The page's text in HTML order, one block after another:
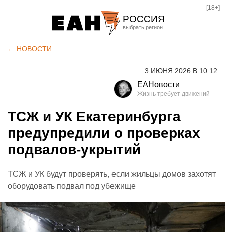
РОССИЯ
Курган
Оренбург
[18+]
← НОВОСТИ
3 ИЮНЯ 2026 В 10:12
ЕАНовости
ТСЖ и УК Екатеринбурга
предупредили о проверках
подвалов-укрытий
ТСЖ и УК будут проверять, если жильцы домов захотят
оборудовать подвал под убежище